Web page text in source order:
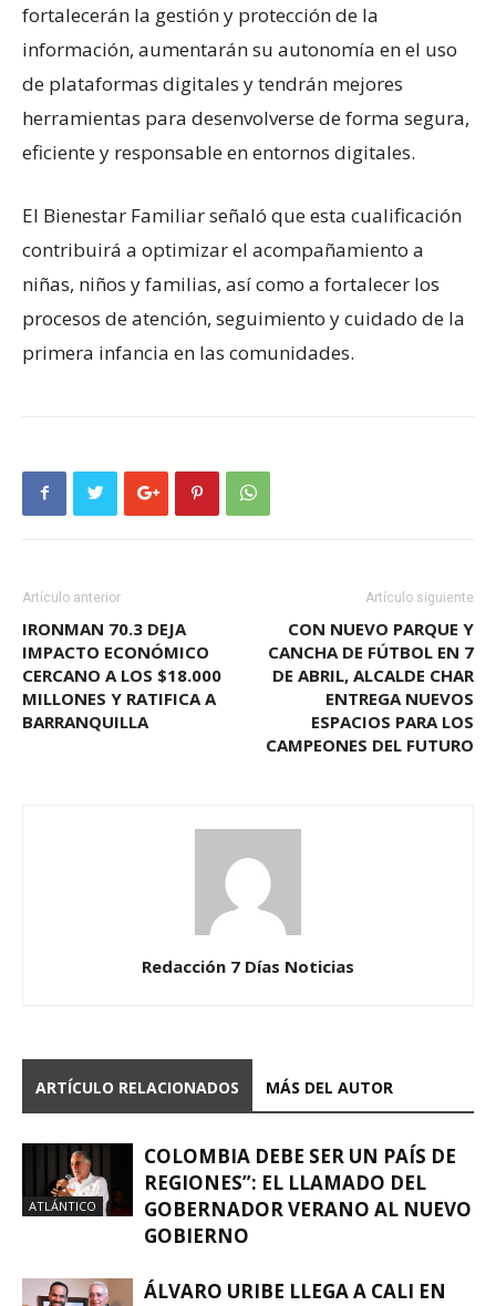
fortalecerán la gestión y protección de la
información, aumentarán su autonomía en el uso
de plataformas digitales y tendrán mejores
herramientas para desenvolverse de forma segura,
eficiente y responsable en entornos digitales.
El Bienestar Familiar señaló que esta cualificación
contribuirá a optimizar el acompañamiento a
niñas, niños y familias, así como a fortalecer los
procesos de atención, seguimiento y cuidado de la
primera infancia en las comunidades.
Artículo anterior
IRONMAN 70.3 DEJA
IMPACTO ECONÓMICO
CERCANO A LOS $18.000
MILLONES Y RATIFICA A
BARRANQUILLA
Artículo siguiente
CON NUEVO PARQUE Y
CANCHA DE FÚTBOL EN 7
DE ABRIL, ALCALDE CHAR
ENTREGA NUEVOS
ESPACIOS PARA LOS
CAMPEONES DEL FUTURO
Redacción 7 Días Noticias
ARTÍCULO RELACIONADOS MÁS DEL AUTOR
ATLÁNTICO
COLOMBIA DEBE SER UN PAÍS DE
REGIONES”: EL LLAMADO DEL
GOBERNADOR VERANO AL NUEVO
GOBIERNO
ÁLVARO URIBE LLEGA A CALI EN